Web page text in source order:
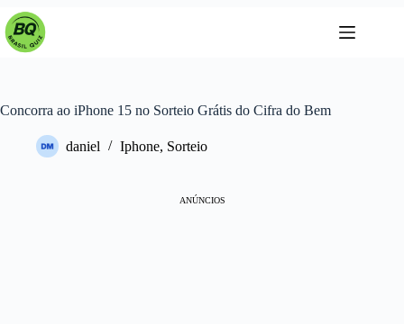
Pular
para
Concorra ao iPhone 15 no Sorteio Grátis do Cifra do Bem
daniel Iphone, Sorteio
ANÚNCIOS